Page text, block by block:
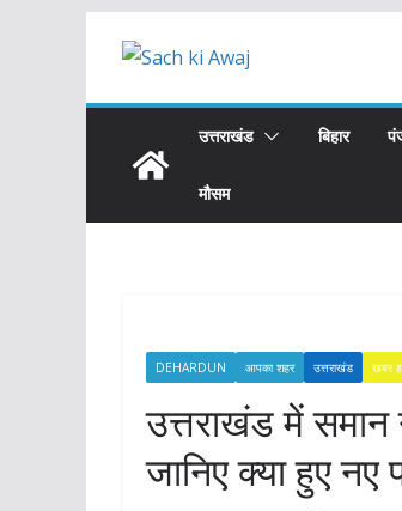
उत्तराखंड बिहार
मौसम
DEHARDUN आपका शहर उत्तराखंड खबर
उत्तराखंड में समान
जानिए क्या हुए नए